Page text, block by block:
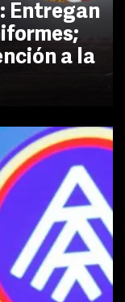
Entregan
a la